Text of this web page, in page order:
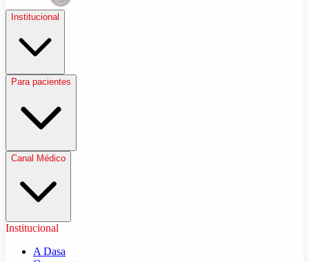
Institucional
Para pacientes
Canal Médico
Institucional
A Dasa